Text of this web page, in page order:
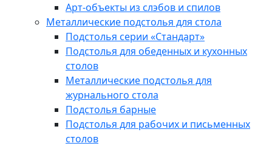
Арт-объекты из слэбов и спилов
Металлические подстолья для стола
Подстолья серии «Стандарт»
Подстолья для обеденных и кухонных
столов
Металлические подстолья для
журнального стола
Подстолья барные
Подстолья для рабочих и письменных
столов